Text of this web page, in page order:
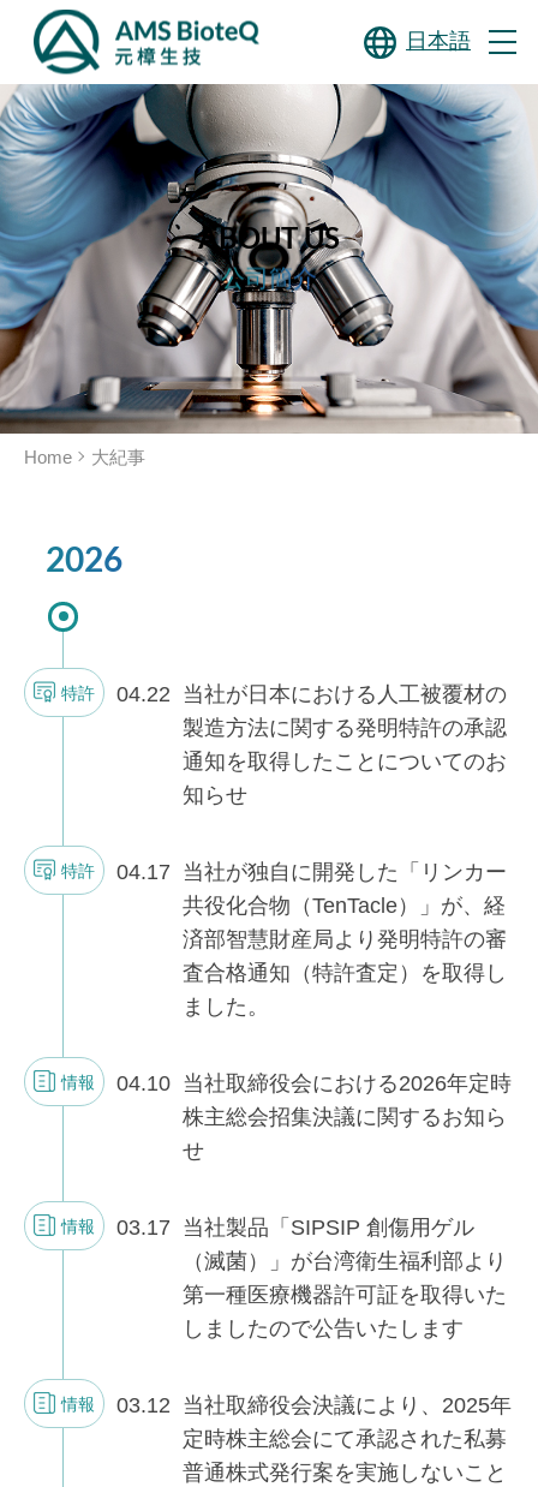
日本語
ABOUT US
公司簡介
Home 大紀事
2026
特許 04.22 当社が日本における人工被覆材の
製造方法に関する発明特許の承認
通知を取得したことについてのお
知らせ
特許 04.17 当社が独自に開発した「リンカー
共役化合物（TenTacle）」が、経
済部智慧財産局より発明特許の審
査合格通知（特許査定）を取得し
ました。
情報 04.10 当社取締役会における2026年定時
株主総会招集決議に関するお知ら
せ
情報 03.17 当社製品「SIPSIP 創傷用ゲル
（滅菌）」が台湾衛生福利部より
第一種医療機器許可証を取得いた
しましたので公告いたします
情報 03.12 当社取締役会決議により、2025年
定時株主総会にて承認された私募
普通株式発行案を実施しないこと